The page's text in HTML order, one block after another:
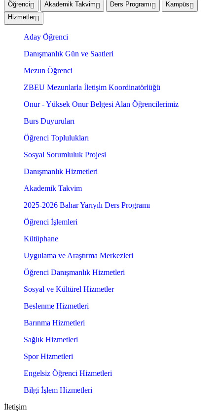
Öğrenci Akademik Takvim Ders Programı
Kampüs
Hizmetler
Aday Öğrenci
Danışmanlık Gün ve Saatleri
Mezun Öğrenci
ZBEU Mezunlarla İletişim Koordinatörlüğü
Onur - Yüksek Onur Belgesi Alan Öğrencilerimiz
Burs Duyuruları
Öğrenci Toplulukları
Sosyal Sorumluluk Projesi
Danışmanlık Hizmetleri
Akademik Takvim
2025-2026 Bahar Yarıyılı Ders Programı
Öğrenci İşlemleri
Kütüphane
Uygulama ve Araştırma Merkezleri
Öğrenci Danışmanlık Hizmetleri
Sosyal ve Kültürel Hizmetler
Beslenme Hizmetleri
Barınma Hizmetleri
Sağlık Hizmetleri
Spor Hizmetleri
Engelsiz Öğrenci Hizmetleri
Bilgi İşlem Hizmetleri
İletişim